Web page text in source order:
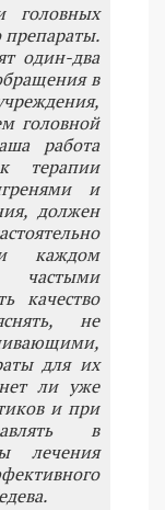
головных
один-два
в
головной
работа
терапии
и
должен
каждом
частыми
качество
не
для их
ли уже
и при
в
лечения